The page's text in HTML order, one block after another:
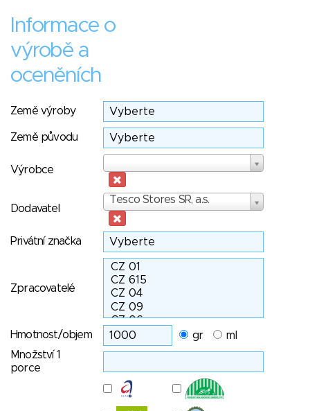
Informace o
výrobě a
oceněních
Země výroby
Země původu
Výrobce
Dodavatel
Tesco Stores SR, a.s.
Dodavatel
Privátní značka
Zpracovatelé
Hmotnost/objem gr
ml
Množství 1
porce